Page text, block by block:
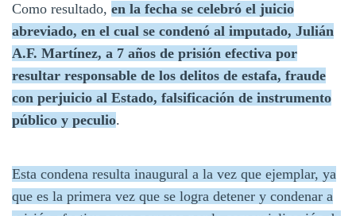
Como resultado, en la fecha se celebró el juicio
abreviado, en el cual se condenó al imputado, Julián
A.F. Martínez, a 7 años de prisión efectiva por
resultar responsable de los delitos de estafa, fraude
con perjuicio al Estado, falsificación de instrumento
público y peculio.
Esta condena resulta inaugural a la vez que ejemplar, ya
que es la primera vez que se logra detener y condenar a